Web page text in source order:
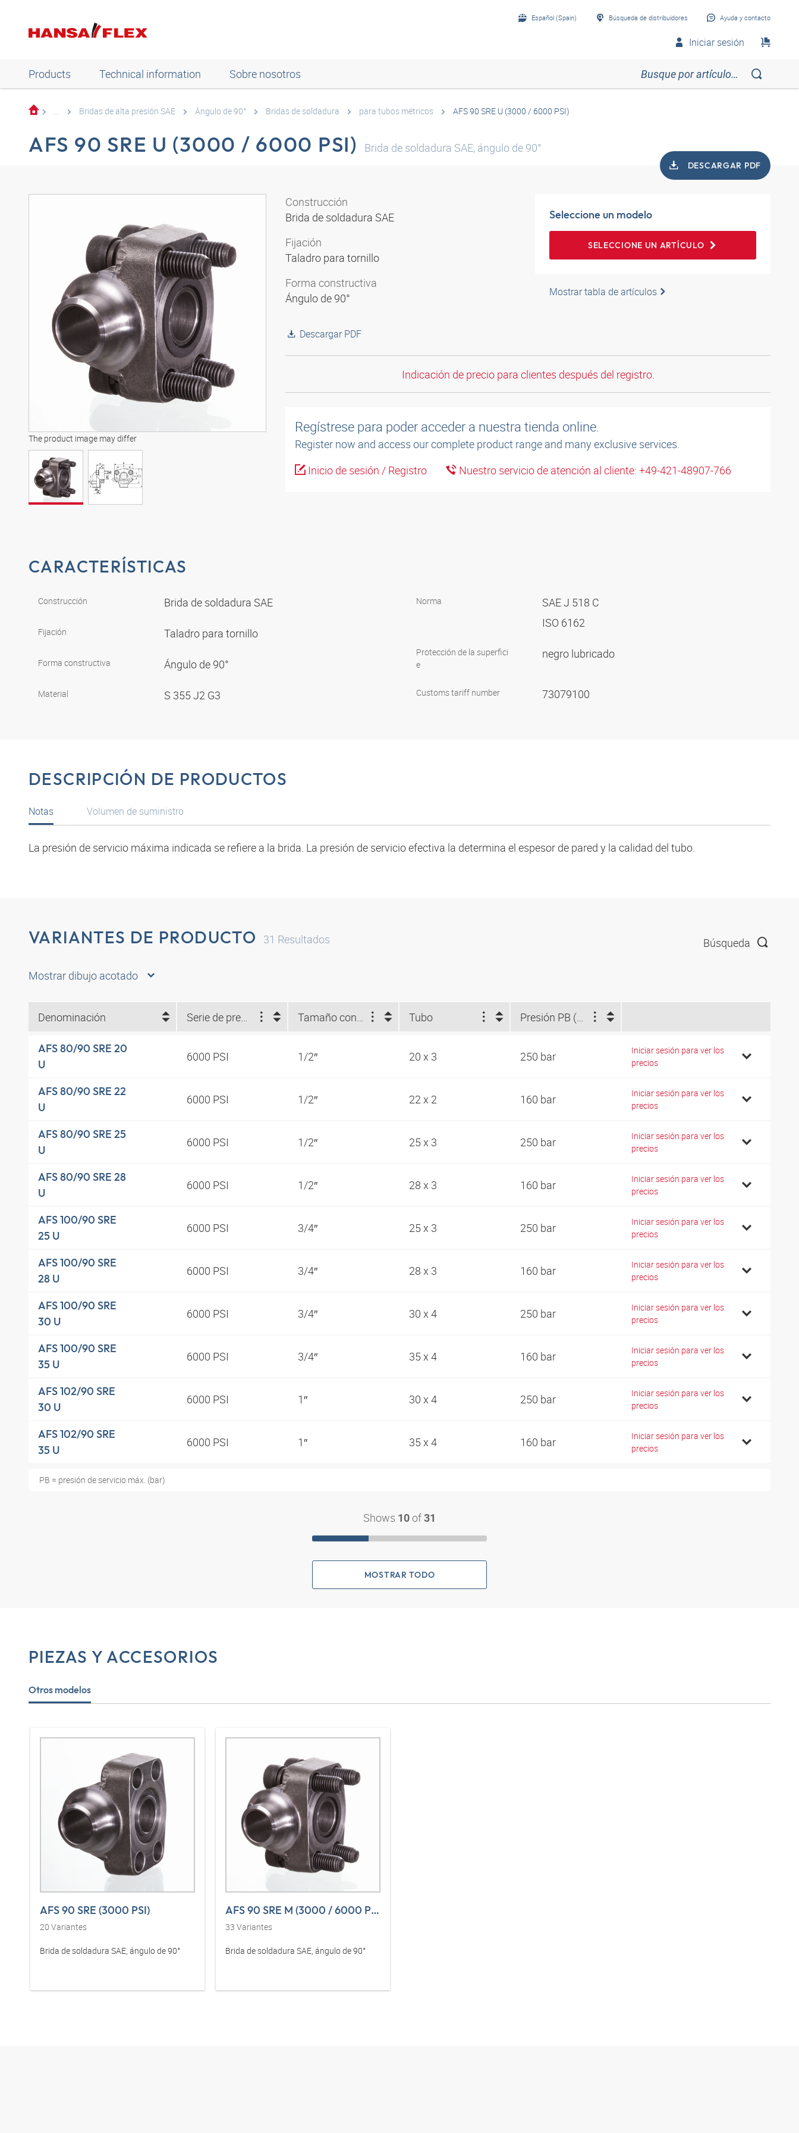
Español (Spain) Búsqueda de distribuidores Ayuda y contacto
Iniciar sesión
Products Technical information Sobre nosotros
... Bridas de alta presión SAE Ángulo de 90° Bridas de soldadura para tubos métricos AFS 90 SRE U (3000 / 6000 PSI)
AFS 90 SRE U (3000 / 6000 PSI) Brida de soldadura SAE, ángulo de 90°
DESCARGAR PDF
The product image may differ
Construcción
Brida de soldadura SAE
Fijación
Taladro para tornillo
Forma constructiva
Ángulo de 90°
Descargar PDF
Seleccione un modelo
SELECCIONE UN ARTÍCULO
Mostrar tabla de artículos
Indicación de precio para clientes después del registro.
Regístrese para poder acceder a nuestra tienda online.
Register now and access our complete product range and many exclusive services.
Inicio de sesión / Registro
Nuestro servicio de atención al cliente: +49-421-48907-766
CARACTERÍSTICAS
Construcción Brida de soldadura SAE
Fijación Taladro para tornillo
Forma constructiva Ángulo de 90°
Material S 355 J2 G3
Norma
SAE J 518 C
ISO 6162
Protección de la superfici
e
negro lubricado
Customs tariff number 73079100
DESCRIPCIÓN DE PRODUCTOS
Notas
La presión de servicio máxima indicada se refiere a la brida. La presión de servicio efectiva la determina el espesor de pared y la calidad del tubo.
Volumen de suministro
VARIANTES DE PRODUCTO 31 Resultados Búsqueda
Mostrar dibujo acotado
Denominación Serie de presión Tubo
AFS 80/90 SRE 20
U
6000 PSI 1/2″ 20 x 3 250 bar
Iniciar sesión para ver los
precios
AFS 80/90 SRE 22
U
6000 PSI 1/2″ 22 x 2 160 bar
Iniciar sesión para ver los
precios
AFS 80/90 SRE 25
U
6000 PSI 1/2″ 25 x 3 250 bar
Iniciar sesión para ver los
precios
AFS 80/90 SRE 28
U
6000 PSI 1/2″ 28 x 3 160 bar
Iniciar sesión para ver los
precios
AFS 100/90 SRE
25 U
6000 PSI 3/4″ 25 x 3 250 bar
Iniciar sesión para ver los
precios
AFS 100/90 SRE
28 U
6000 PSI 3/4″ 28 x 3 160 bar
Iniciar sesión para ver los
precios
AFS 100/90 SRE
30 U
6000 PSI 3/4″ 30 x 4 250 bar
Iniciar sesión para ver los
precios
AFS 100/90 SRE
35 U
6000 PSI 3/4″ 35 x 4 160 bar
Iniciar sesión para ver los
precios
AFS 102/90 SRE
30 U
6000 PSI 1″ 30 x 4 250 bar
Iniciar sesión para ver los
precios
AFS 102/90 SRE
35 U
6000 PSI 1″ 35 x 4 160 bar
Iniciar sesión para ver los
precios
PB = presión de servicio máx. (bar)
Shows 10 of 31
MOSTRAR TODO
PIEZAS Y ACCESORIOS
Otros modelos
AFS 90 SRE (3000 PSI)
20 Variantes
Brida de soldadura SAE, ángulo de 90°
AFS 90 SRE M (3000 / 6000 PSI)
33 Variantes
Brida de soldadura SAE, ángulo de 90°